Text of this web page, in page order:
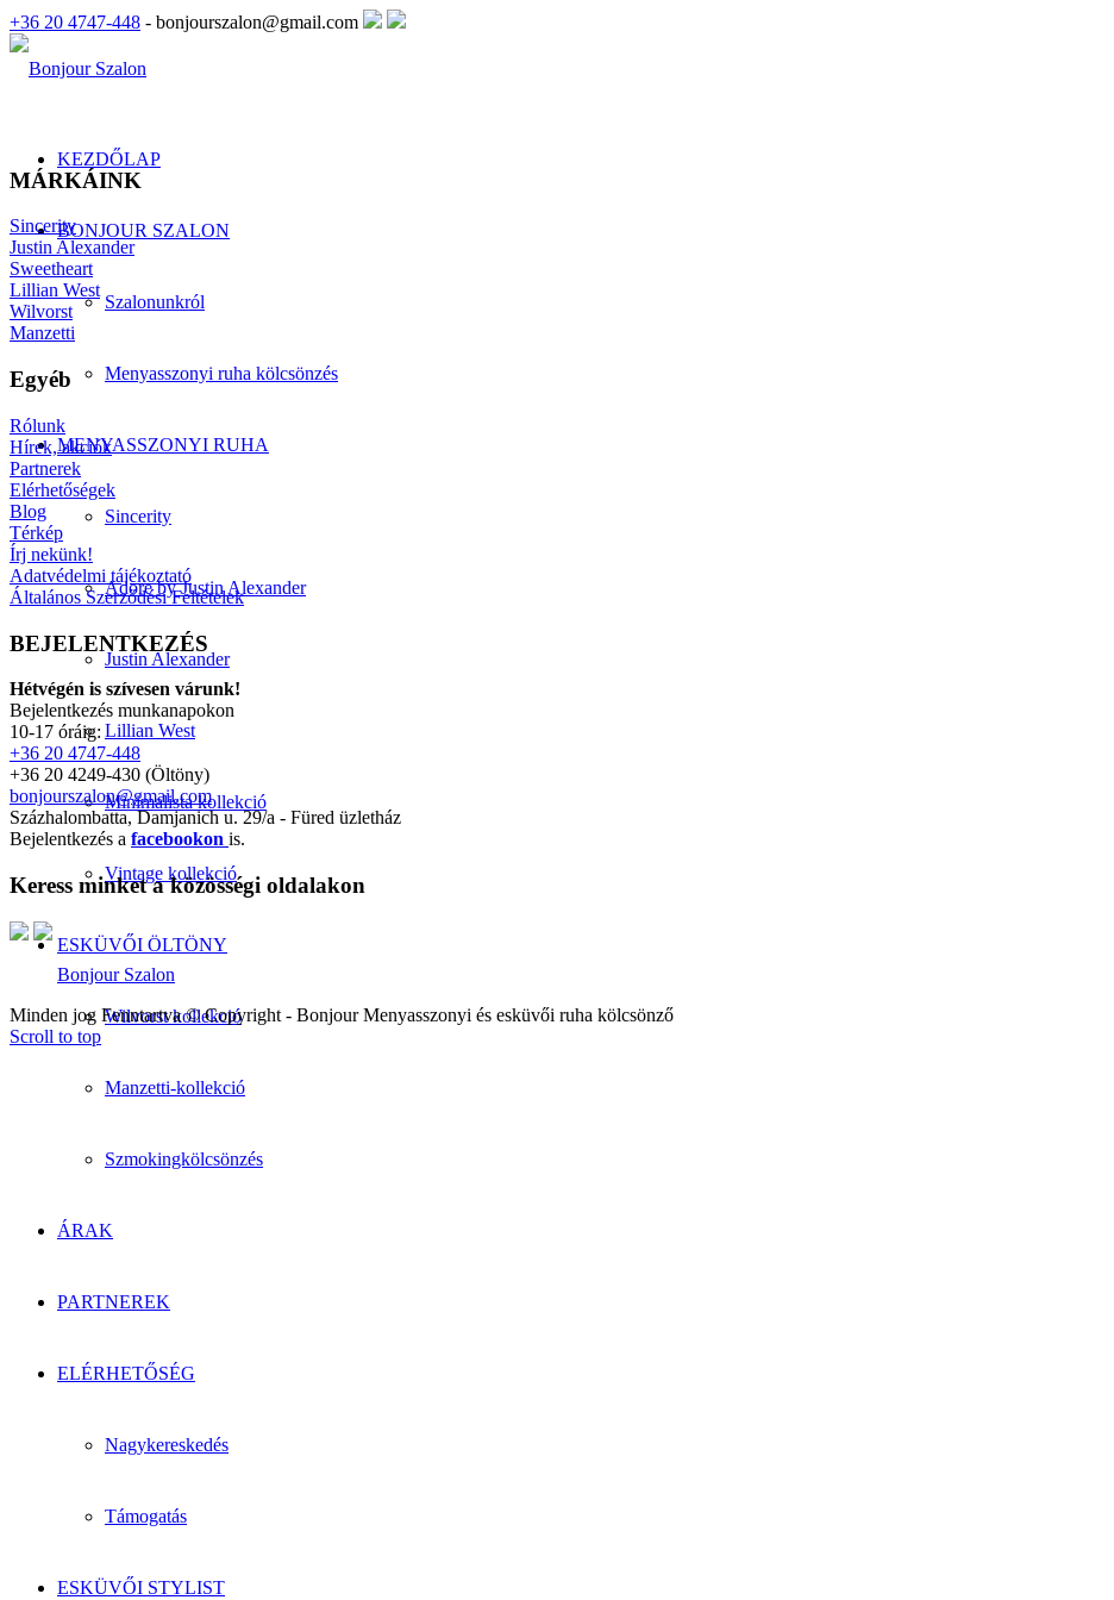
+36 20 4747-448 - bonjourszalon@gmail.com
KEZDŐLAP
BONJOUR SZALON
Szalonunkról
Menyasszonyi ruha kölcsönzés
MENYASSZONYI RUHA
Sincerity
Adore by Justin Alexander
Justin Alexander
Lillian West
Minimalista kollekció
Vintage kollekció
ESKÜVŐI ÖLTÖNY
Wilvorst kollekció
Manzetti-kollekció
Szmokingkölcsönzés
ÁRAK
PARTNEREK
ELÉRHETŐSÉG
Nagykereskedés
Támogatás
ESKÜVŐI STYLIST
MÁRKÁINK
Sincerity
Justin Alexander
Sweetheart
Lillian West
Wilvorst
Manzetti
Egyéb
Rólunk
Hírek, akciók
Partnerek
Elérhetőségek
Blog
Térkép
Írj nekünk!
Adatvédelmi tájékoztató
Általános Szerződési Feltételek
BEJELENTKEZÉS
Hétvégén is szívesen várunk!
Bejelentkezés munkanapokon
10-17 óráig:
+36 20 4747-448
+36 20 4249-430 (Öltöny)
bonjourszalon@gmail.com
Százhalombatta, Damjanich u. 29/a - Füred üzletház
Bejelentkezés a facebookon is.
Keress minket a közösségi oldalakon
Bonjour Szalon
Minden jog Fenntartva © Copyright - Bonjour Menyasszonyi és esküvői ruha kölcsönző
Scroll to top